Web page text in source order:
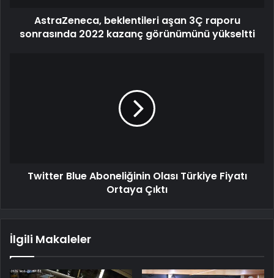
AstraZeneca, beklentileri aşan 3Ç raporu
sonrasında 2022 kazanç görünümünü yükseltti
Twitter Blue Aboneliğinin Olası Türkiye Fiyatı
Ortaya Çıktı
İlgili Makaleler